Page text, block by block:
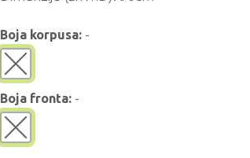
Boja korpusa: -
Boja fronta: -